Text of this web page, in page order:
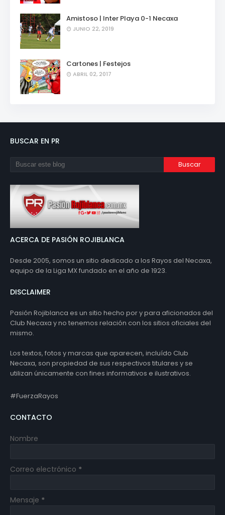
Amistoso | Inter Playa 0-1 Necaxa
JUNIO 22, 2019
Cartones | Festejos
ABRIL 02, 2017
BUSCAR EN PR
ACERCA DE PASIÓN ROJIBLANCA
Desde 2005, somos un sitio dedicado a los Rayos del Necaxa,
equipo de la Liga MX fundado en el año de 1923.
DISCLAIMER
Pasión Rojiblanca es un sitio hecho por y para aficionados del
Club Necaxa y no tenemos relación con los sitios oficiales del
mismo.
Los textos, fotos y marcas que aparecen, incluído Club
Necaxa, son propiedad de sus respectivos titulares y se
utilizan únicamente con fines informativos e ilustrativos.
#FuerzaRayos
CONTACTO
Nombre
Correo electrónico *
Mensaje *